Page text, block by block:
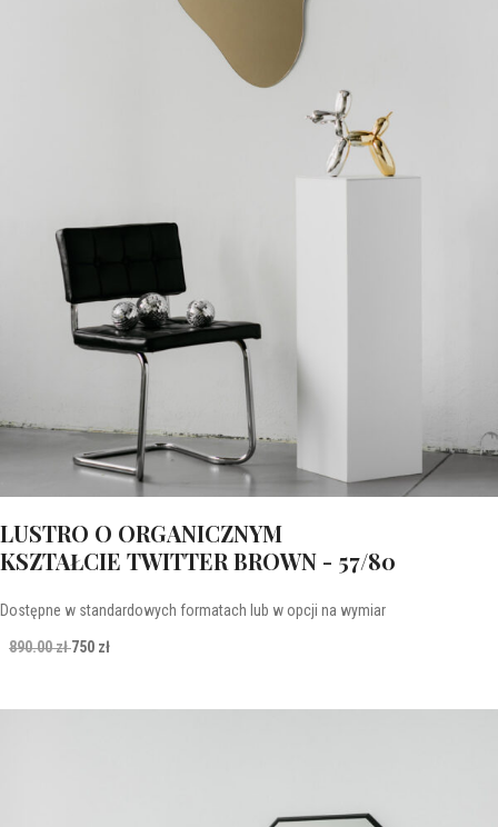
LUSTRO O ORGANICZNYM
KSZTAŁCIE TWITTER BROWN - 57/80
Dostępne w standardowych formatach lub w opcji na wymiar
890.00 zł 750 zł